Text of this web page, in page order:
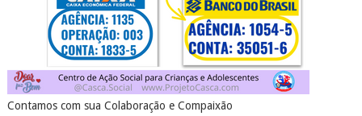
Contamos com sua Colaboração e Compaixão